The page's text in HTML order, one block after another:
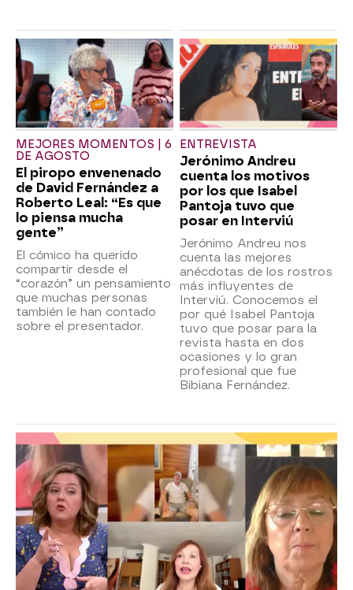
MEJORES MOMENTOS | 6
DE AGOSTO
El piropo envenenado
de David Fernández a
Roberto Leal: “Es que
lo piensa mucha
gente”
El cómico ha querido
compartir desde el
“corazón” un pensamiento
que muchas personas
también le han contado
sobre el presentador.
ENTREVISTA
Jerónimo Andreu
cuenta los motivos
por los que Isabel
Pantoja tuvo que
posar en Interviú
Jerónimo Andreu nos
cuenta las mejores
anécdotas de los rostros
más influyentes de
Interviú. Conocemos el
por qué Isabel Pantoja
tuvo que posar para la
revista hasta en dos
ocasiones y lo gran
profesional que fue
Bibiana Fernández.